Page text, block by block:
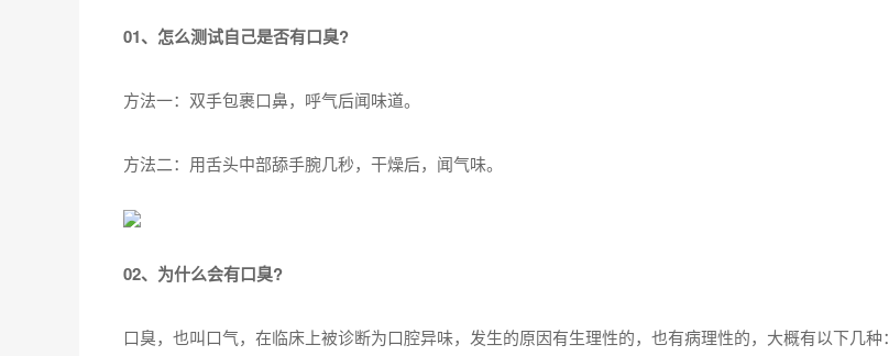
01、怎么测试自己是否有口臭?
方法一：双手包裹口鼻，呼气后闻味道。
方法二：用舌头中部舔手腕几秒，干燥后，闻气味。
02、为什么会有口臭?
口臭，也叫口气，在临床上被诊断为口腔异味，发生的原因有生理性的，也有病理性的，大概有以下几种：